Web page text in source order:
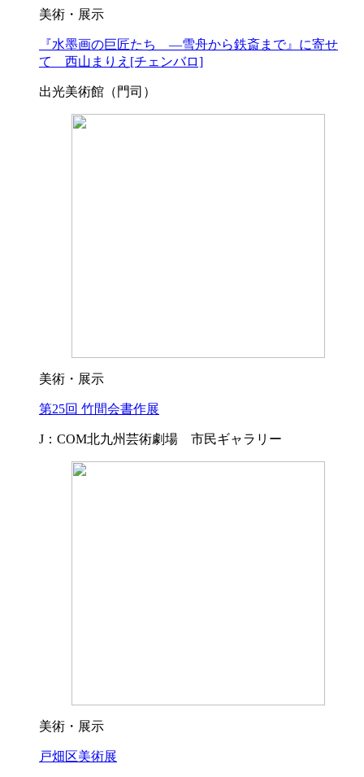
美術・展示
『水墨画の巨匠たち ―雪舟から鉄斎まで』に寄せ
て 西山まりえ[チェンバロ]
出光美術館（門司）
美術・展示
第25回 竹間会書作展
J：COM北九州芸術劇場 市民ギャラリー
美術・展示
戸畑区美術展